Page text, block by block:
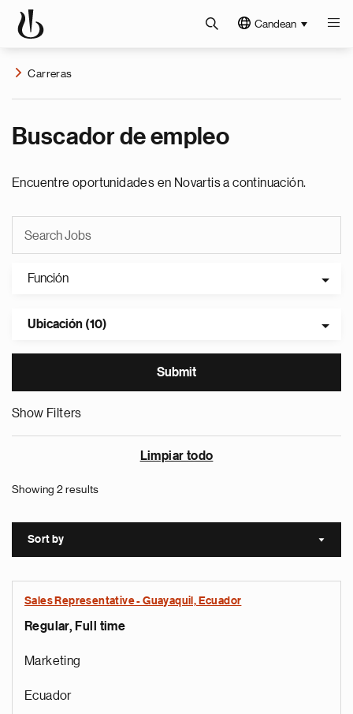
Candean
Carreras
Buscador de empleo
Encuentre oportunidades en Novartis a continuación.
Función
Ubicación (10)
Show Filters
Limpiar todo
Showing 2 results
Sort by Sort
Sales Representative - Guayaquil, Ecuador
Regular, Full time
Marketing
Ecuador